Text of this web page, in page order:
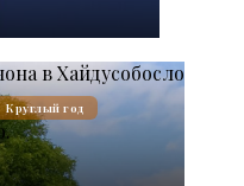
в Хайдусобосло
Круглый год